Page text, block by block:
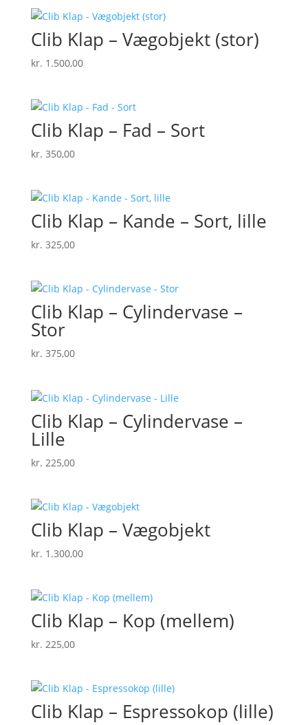
Clib Klap – Vægobjekt (stor)
kr. 1.500,00
Clib Klap – Fad – Sort
kr. 350,00
Clib Klap – Kande – Sort, lille
kr. 325,00
Clib Klap – Cylindervase –
Stor
kr. 375,00
Clib Klap – Cylindervase –
Lille
kr. 225,00
Clib Klap – Vægobjekt
kr. 1.300,00
Clib Klap – Kop (mellem)
kr. 225,00
Clib Klap – Espressokop (lille)